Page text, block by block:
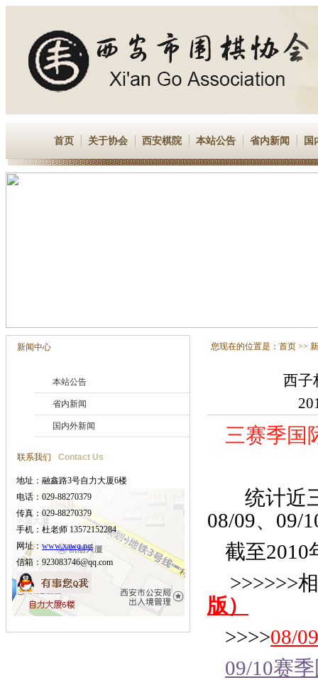
首页 关于协会 西安棋院 本站公告 省内新闻 国
新闻中心
本站公告
省内新闻
国内外新闻
联系我们 Contact Us
地址：融鑫路3号自力大厦6楼
电话：029-88270379
传真：029-88270379
手机：杜老师 13572152284
网址： www.xawq.net
信箱：923083746@qq.com
您现在的位置是： 首页 >>
西子
三赛季国
统计近
08/09、09/
截至2010
>>>>>>
版）
>>>>08/
09/10赛